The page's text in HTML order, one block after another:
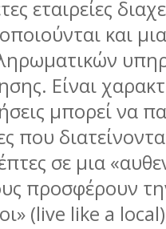
εταιρείες
και
Είναι
μπορεί να
που
σε μια
προσφέρουν
(live like a